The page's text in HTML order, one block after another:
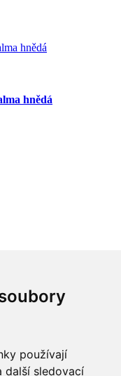
používají
další sledovací
hnědá